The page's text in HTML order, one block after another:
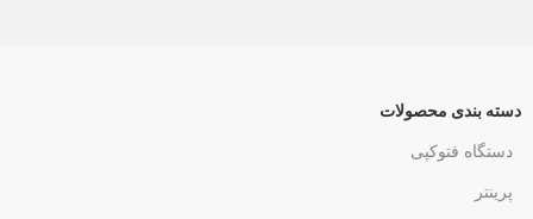
دسته بندی محصولات
دستگاه فتوکپی
پرینتر